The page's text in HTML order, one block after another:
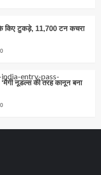
के किए टुकड़े, 11,700 टन कचरा
0
नूडल्स की तरह कानून बना
0